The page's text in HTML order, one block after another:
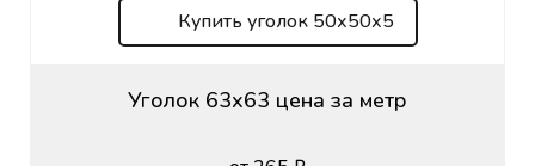
Купить уголок 50х50х5
Уголок 63х63 цена за метр